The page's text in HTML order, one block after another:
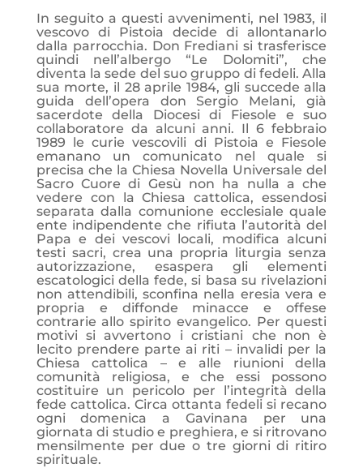
In seguito a questi avvenimenti, nel 1983, il
vescovo di Pistoia decide di allontanarlo
dalla parrocchia. Don Frediani si trasferisce
quindi nell’albergo “Le Dolomiti”, che
diventa la sede del suo gruppo di fedeli. Alla
sua morte, il 28 aprile 1984, gli succede alla
guida dell’opera don Sergio Melani, già
sacerdote della Diocesi di Fiesole e suo
collaboratore da alcuni anni. Il 6 febbraio
1989 le curie vescovili di Pistoia e Fiesole
emanano un comunicato nel quale si
precisa che la Chiesa Novella Universale del
Sacro Cuore di Gesù non ha nulla a che
vedere con la Chiesa cattolica, essendosi
separata dalla comunione ecclesiale quale
ente indipendente che rifiuta l’autorità del
Papa e dei vescovi locali, modifica alcuni
testi sacri, crea una propria liturgia senza
autorizzazione, esaspera gli elementi
escatologici della fede, si basa su rivelazioni
non attendibili, sconfina nella eresia vera e
propria e diffonde minacce e offese
contrarie allo spirito evangelico. Per questi
motivi si avvertono i cristiani che non è
lecito prendere parte ai riti – invalidi per la
Chiesa cattolica – e alle riunioni della
comunità religiosa, e che essi possono
costituire un pericolo per l’integrità della
fede cattolica. Circa ottanta fedeli si recano
ogni domenica a Gavinana per una
giornata di studio e preghiera, e si ritrovano
mensilmente per due o tre giorni di ritiro
spirituale.